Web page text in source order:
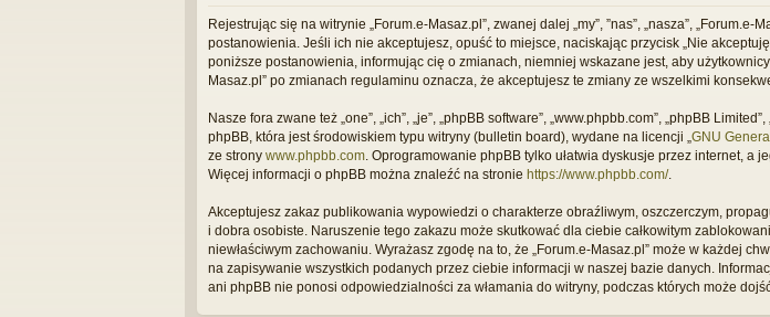
Rejestrując się na witrynie „Forum.e-Masaz.pl”, zwanej dalej „my”, ”nas”, „nasza”,
postanowienia. Jeśli ich nie akceptujesz, opuść to miejsce, naciskając przycisk „Nie
poniższe postanowienia, informując cię o zmianach, niemniej wskazane jest, aby
Masaz.pl” po zmianach regulaminu oznacza, że akceptujesz te zmiany ze wszelkimi
Nasze fora zwane też „one”, „ich”, „je”, „phpBB software”, „www.phpbb.com”, „phpBB
phpBB, która jest środowiskiem typu witryny (bulletin board), wydane na licencji „GNU
ze strony www.phpbb.com. Oprogramowanie phpBB tylko ułatwia dyskusje przez internet, a
Więcej informacji o phpBB można znaleźć na stronie https://www.phpbb.com/.
Akceptujesz zakaz publikowania wypowiedzi o charakterze obraźliwym, oszczerczym,
i dobra osobiste. Naruszenie tego zakazu może skutkować dla ciebie całkowitym
niewłaściwym zachowaniu. Wyrażasz zgodę na to, że „Forum.e-Masaz.pl” może w każdej
na zapisywanie wszystkich podanych przez ciebie informacji w naszej bazie danych.
ani phpBB nie ponosi odpowiedzialności za włamania do witryny, podczas których może